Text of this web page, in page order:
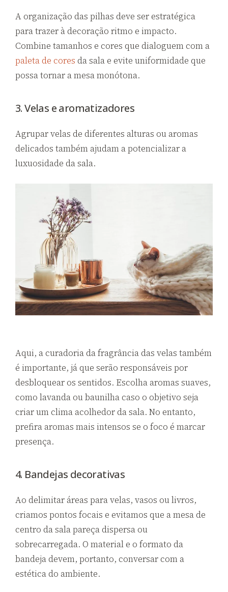
A organização das pilhas deve ser estratégica
para trazer à decoração ritmo e impacto.
Combine tamanhos e cores que dialoguem com a
paleta de cores da sala e evite uniformidade que
possa tornar a mesa monótona.
3. Velas e aromatizadores
Agrupar velas de diferentes alturas ou aromas
delicados também ajudam a potencializar a
luxuosidade da sala.
Aqui, a curadoria da fragrância das velas também
é importante, já que serão responsáveis por
desbloquear os sentidos. Escolha aromas suaves,
como lavanda ou baunilha caso o objetivo seja
criar um clima acolhedor da sala. No entanto,
prefira aromas mais intensos se o foco é marcar
presença.
4. Bandejas decorativas
Ao delimitar áreas para velas, vasos ou livros,
criamos pontos focais e evitamos que a mesa de
centro da sala pareça dispersa ou
sobrecarregada. O material e o formato da
bandeja devem, portanto, conversar com a
estética do ambiente.